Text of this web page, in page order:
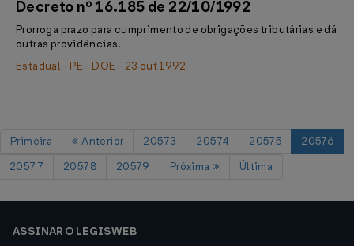
Decreto nº 16.185 de 22/10/1992
Prorroga prazo para cumprimento de obrigações tributárias e dá
outras providências.
Estadual - PE - DOE - 23 out 1992
Primeira Anterior 20573 20574 20575
20576
20577
20578 20579 Próxima Última
ASSINAR O LEGISWEB